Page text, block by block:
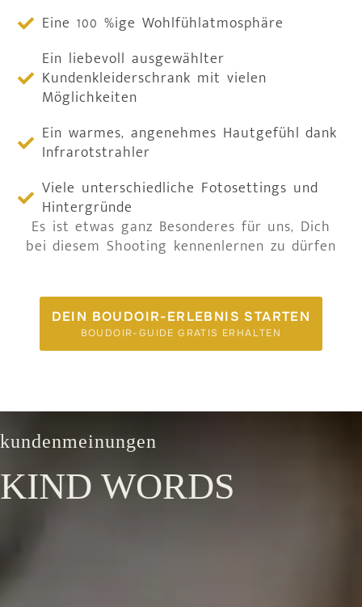
Eine 100 %ige Wohlfühlatmosphäre
Ein liebevoll ausgewählter
Kundenkleiderschrank mit vielen
Möglichkeiten
Ein warmes, angenehmes Hautgefühl dank
Infrarotstrahler
Viele unterschiedliche Fotosettings und
Hintergründe
Es ist etwas ganz Besonderes für uns, Dich
bei diesem Shooting kennenlernen zu dürfen
DEIN BOUDOIR-ERLEBNIS STARTEN
BOUDOIR-GUIDE GRATIS ERHALTEN
kundenmeinungen
KIND WORDS